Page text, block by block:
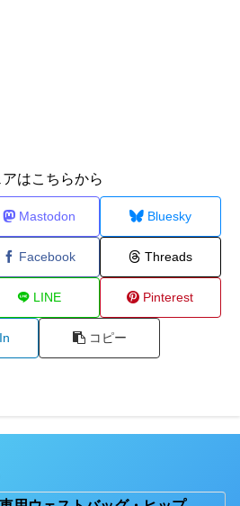
アはこちらから
Mastodon Bluesky
Facebook Threads
LINE Pinterest
コピー